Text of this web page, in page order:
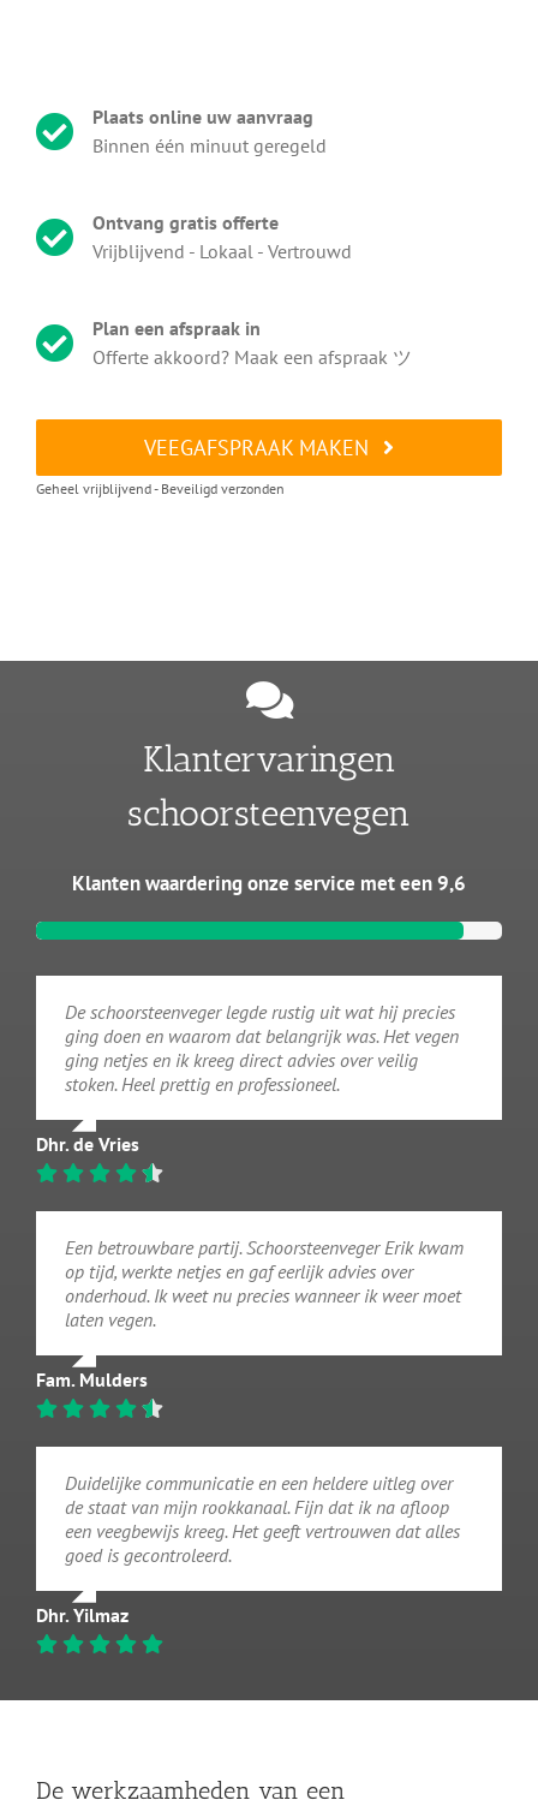
Plaats online uw aanvraag
Binnen één minuut geregeld
Ontvang gratis offerte
Vrijblijvend - Lokaal - Vertrouwd
Plan een afspraak in
Offerte akkoord? Maak een afspraak ツ
VEEGAFSPRAAK MAKEN
Geheel vrijblijvend - Beveiligd verzonden
Klantervaringen
schoorsteenvegen
Klanten waardering onze service met een 9,6
De schoorsteenveger legde rustig uit wat hij precies
ging doen en waarom dat belangrijk was. Het vegen
ging netjes en ik kreeg direct advies over veilig
stoken. Heel prettig en professioneel.
Dhr. de Vries
Een betrouwbare partij. Schoorsteenveger Erik kwam
op tijd, werkte netjes en gaf eerlijk advies over
onderhoud. Ik weet nu precies wanneer ik weer moet
laten vegen.
Fam. Mulders
Duidelijke communicatie en een heldere uitleg over
de staat van mijn rookkanaal. Fijn dat ik na afloop
een veegbewijs kreeg. Het geeft vertrouwen dat alles
goed is gecontroleerd.
Dhr. Yilmaz
De werkzaamheden van een